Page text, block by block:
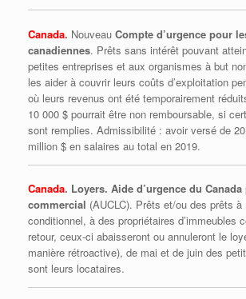
Canada. Nouveau Compte d’urgence pour
canadiennes. Prêts sans intérêt pouvant
petites entreprises et aux organismes à but
les aider à couvrir leurs coûts d’exploitation
où leurs revenus ont été temporairement
10 000 $ pourrait être non remboursable, si
sont remplies. Admissibilité : avoir versé de
million $ en salaires au total en 2019.
Canada. Loyers. Aide d’urgence du
commercial (AUCLC). Prêts et/ou des prêts à
conditionnel, à des propriétaires d’immeubles
retour, ceux-ci abaisseront ou annuleront le
manière rétroactive), de mai et de juin des
sont leurs locataires.